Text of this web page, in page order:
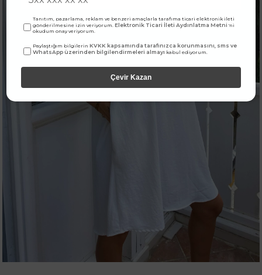
Tanıtım, pazarlama, reklam ve benzeri amaçlarla tarafıma ticari elektronik ileti
gönderilmesine izin veriyorum.Elektronik Ticari İleti Aydınlatma Metni 'ni
okudum onay veriyorum.
Paylaştığım bilgilerinKVKK kapsamında tarafınızca korunmasını, sms ve
WhatsApp üzerinden bilgilendirmeleri almayı kabul ediyorum.
Çevir Kazan